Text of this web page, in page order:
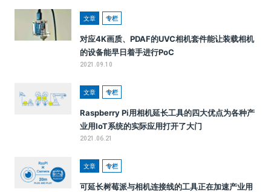
文章 专栏
对应4K画质、PDAF的UVC相机套件能让装载相机
的设备能早日着手进行PoC
2021.09.10
文章 专栏
Raspberry Pi用相机延长工具的四大优点为各种产
业用IoT系统的实际应用打开了大门
2021.06.21
文章 专栏
可延长树莓派与相机连接线的工具正在加速产业用